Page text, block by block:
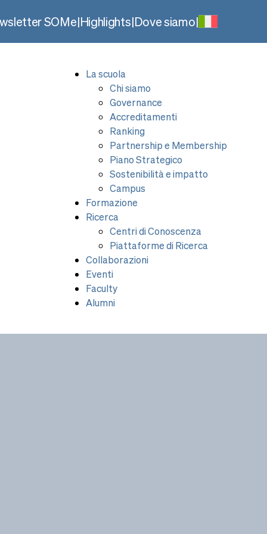
SOMe|Highlights|Dove siamo|
La scuola
Chi siamo
Governance
Accreditamenti
Ranking
Partnership e Membership
Piano Strategico
Sostenibilità e impatto
Campus
Formazione
Ricerca
Centri di Conoscenza
Piattaforme di Ricerca
Collaborazioni
Eventi
Faculty
Alumni